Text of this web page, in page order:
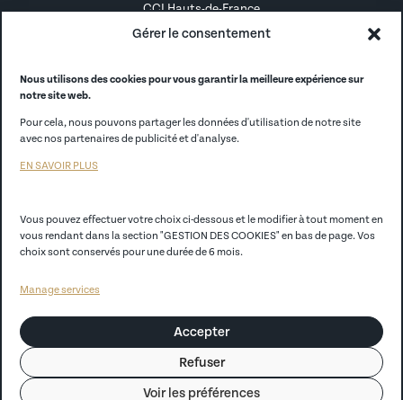
Gérer le consentement
Nous utilisons des cookies pour vous garantir la meilleure expérience sur
notre site web.
Pour cela, nous pouvons partager les données d'utilisation de notre site
avec nos partenaires de publicité et d'analyse.
EN SAVOIR PLUS
Vous pouvez effectuer votre choix ci-dessous et le modifier à tout moment en
vous rendant dans la section "GESTION DES COOKIES" en bas de page. Vos
choix sont conservés pour une durée de 6 mois.
Manage services
Accepter
Refuser
Voir les préférences
CCI Hauts-de-France
Alumni
CCI Store
Politique de confidentialité
CGV
Règlement Intérieur
Convention de prêt d’ordinateur portable Conditions générales